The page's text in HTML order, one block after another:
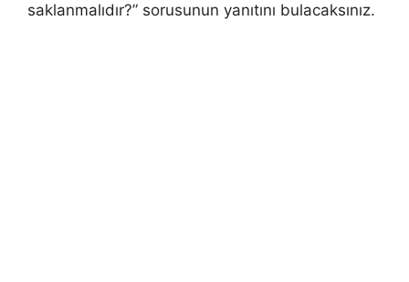
saklanmalıdır?” sorusunun yanıtını bulacaksınız.